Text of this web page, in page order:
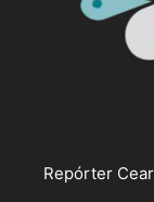
Repórter